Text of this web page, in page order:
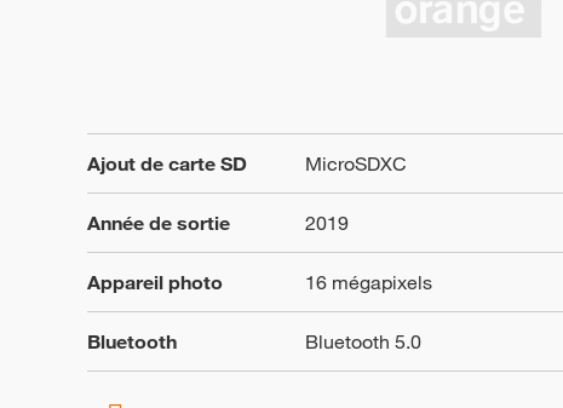
Ajout de carte SD MicroSDXC
Année de sortie 2019
Appareil photo 16 mégapixels
Bluetooth Bluetooth 5.0